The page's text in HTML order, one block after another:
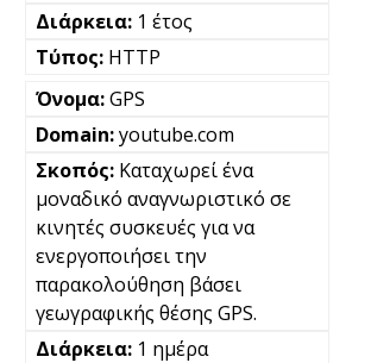
1 έτος
HTTP
GPS
youtube.com
Καταχωρεί ένα
μοναδικό αναγνωριστικό σε
κινητές συσκευές για να
ενεργοποιήσει την
παρακολούθηση βάσει
γεωγραφικής θέσης GPS.
1 ημέρα